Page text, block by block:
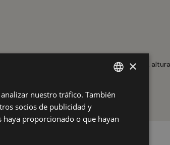
y amplios; en vertical aprovecha la
independiente.
SPANISH
×
nuestro tráfico. También
socios de publicidad y
proporcionado o que hayan